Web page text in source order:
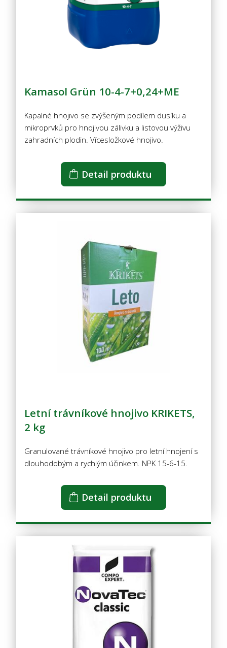
Kamasol Grün 10-4-7+0,24+ME
Kapalné hnojivo se zvýšeným podílem dusíku a
mikroprvků pro hnojivou zálivku a listovou výživu
zahradních plodin. Vícesložkové hnojivo.
Detail produktu
Letní trávníkové hnojivo KRIKETS,
2 kg
Granulované trávníkové hnojivo pro letní hnojení s
dlouhodobým a rychlým účinkem. NPK 15-6-15.
Detail produktu